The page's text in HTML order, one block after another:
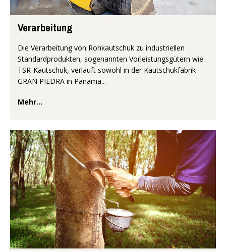
Verarbeitung
Die Verarbeitung von Rohkautschuk zu industriellen
Standardprodukten, sogenannten Vorleistungsgütern wie
TSR-Kautschuk, verläuft sowohl in der Kautschukfabrik
GRAN PIEDRA in Panama...
Mehr...